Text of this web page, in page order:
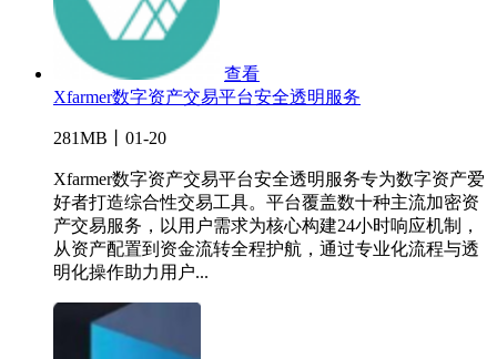
查看
Xfarmer数字资产交易平台安全透明服务
281MB丨01-20
Xfarmer数字资产交易平台安全透明服务专为数字资产爱
好者打造综合性交易工具。平台覆盖数十种主流加密资
产交易服务，以用户需求为核心构建24小时响应机制，
从资产配置到资金流转全程护航，通过专业化流程与透
明化操作助力用户...